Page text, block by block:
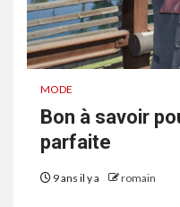
MODE
Bon à savoir
parfaite
9 ans il y a romain